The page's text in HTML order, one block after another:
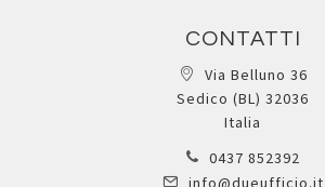
CONTATTI
Via Belluno 36
Sedico (BL) 32036
Italia
0437 852392
info@dueufficio.it